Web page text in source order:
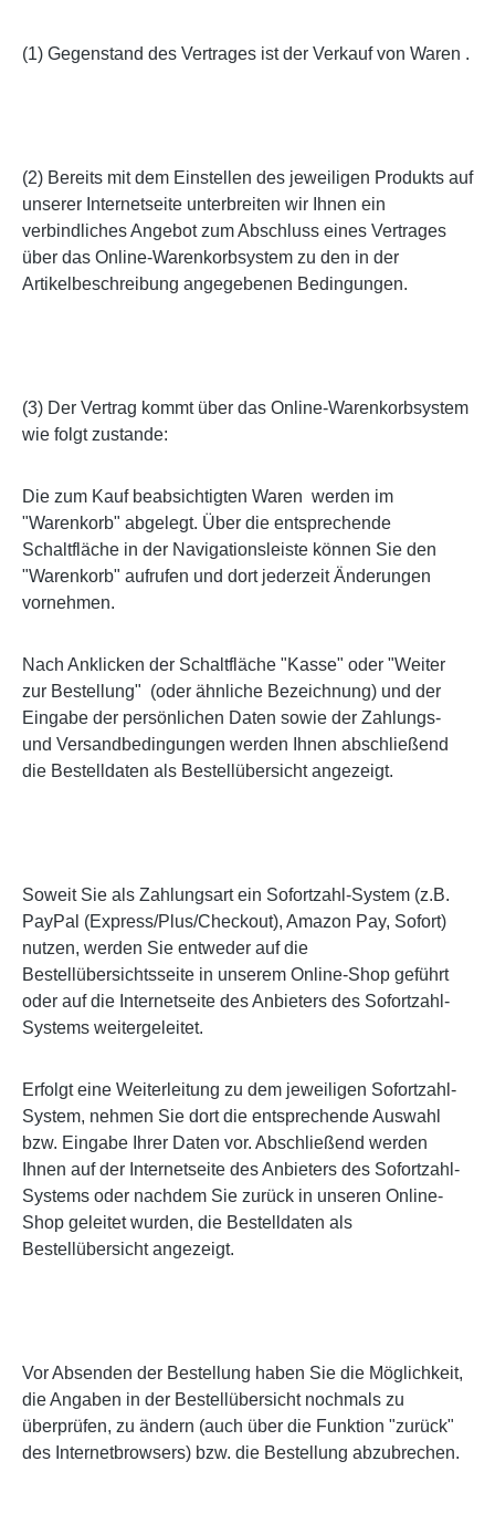
(1) Gegenstand des Vertrages ist der Verkauf von Waren .
(2) Bereits mit dem Einstellen des jeweiligen Produkts auf
unserer Internetseite unterbreiten wir Ihnen ein
verbindliches Angebot zum Abschluss eines Vertrages
über das Online-Warenkorbsystem zu den in der
Artikelbeschreibung angegebenen Bedingungen.
(3) Der Vertrag kommt über das Online-Warenkorbsystem
wie folgt zustande:
Die zum Kauf beabsichtigten Waren werden im
"Warenkorb" abgelegt. Über die entsprechende
Schaltfläche in der Navigationsleiste können Sie den
"Warenkorb" aufrufen und dort jederzeit Änderungen
vornehmen.
Nach Anklicken der Schaltfläche "Kasse" oder "Weiter
zur Bestellung" (oder ähnliche Bezeichnung) und der
Eingabe der persönlichen Daten sowie der Zahlungs-
und Versandbedingungen werden Ihnen abschließend
die Bestelldaten als Bestellübersicht angezeigt.
Soweit Sie als Zahlungsart ein Sofortzahl-System (z.B.
PayPal (Express/Plus/Checkout), Amazon Pay, Sofort)
nutzen, werden Sie entweder auf die
Bestellübersichtsseite in unserem Online-Shop geführt
oder auf die Internetseite des Anbieters des Sofortzahl-
Systems weitergeleitet.
Erfolgt eine Weiterleitung zu dem jeweiligen Sofortzahl-
System, nehmen Sie dort die entsprechende Auswahl
bzw. Eingabe Ihrer Daten vor. Abschließend werden
Ihnen auf der Internetseite des Anbieters des Sofortzahl-
Systems oder nachdem Sie zurück in unseren Online-
Shop geleitet wurden, die Bestelldaten als
Bestellübersicht angezeigt.
Vor Absenden der Bestellung haben Sie die Möglichkeit,
die Angaben in der Bestellübersicht nochmals zu
überprüfen, zu ändern (auch über die Funktion "zurück"
des Internetbrowsers) bzw. die Bestellung abzubrechen.